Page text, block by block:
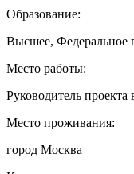
Образование:
Высшее, Федеральное
Место работы:
Руководитель
Место проживания:
город Москва